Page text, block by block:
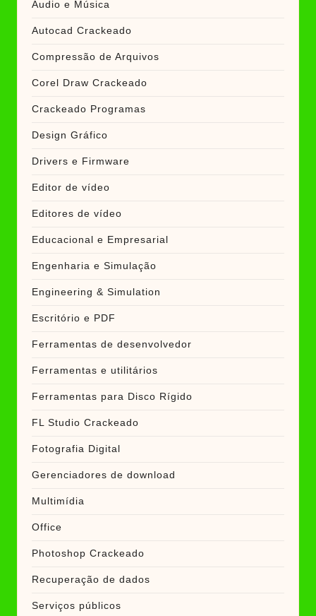
Áudio e Música
Autocad Crackeado
Compressão de Arquivos
Corel Draw Crackeado
Crackeado Programas
Design Gráfico
Drivers e Firmware
Editor de vídeo
Editores de vídeo
Educacional e Empresarial
Engenharia e Simulação
Engineering & Simulation
Escritório e PDF
Ferramentas de desenvolvedor
Ferramentas e utilitários
Ferramentas para Disco Rígido
FL Studio Crackeado
Fotografia Digital
Gerenciadores de download
Multimídia
Office
Photoshop Crackeado
Recuperação de dados
Serviços públicos